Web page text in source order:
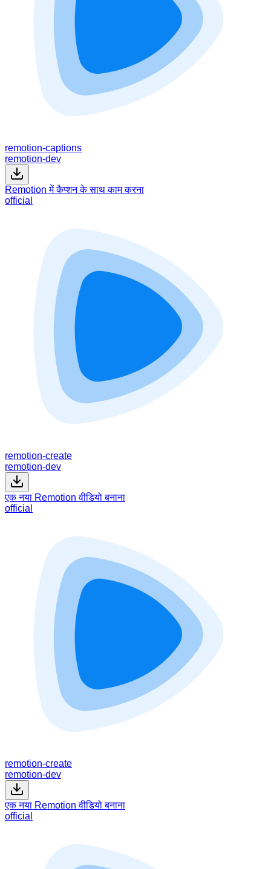
remotion-captions
remotion-dev
Remotion में कैप्शन के साथ काम करना
official
remotion-create
remotion-dev
एक नया Remotion वीडियो बनाना
official
remotion-create
remotion-dev
एक नया Remotion वीडियो बनाना
official